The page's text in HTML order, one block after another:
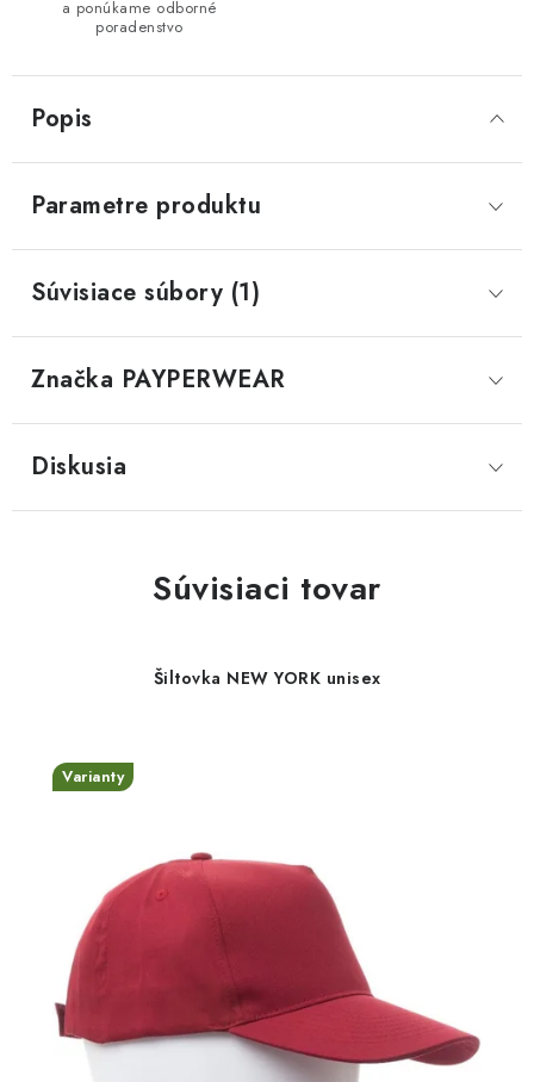
a ponúkame odborné
poradenstvo
Popis
Parametre produktu
Súvisiace súbory (1)
Značka PAYPERWEAR
Diskusia
Súvisiaci tovar
Šiltovka NEW YORK unisex
Varianty